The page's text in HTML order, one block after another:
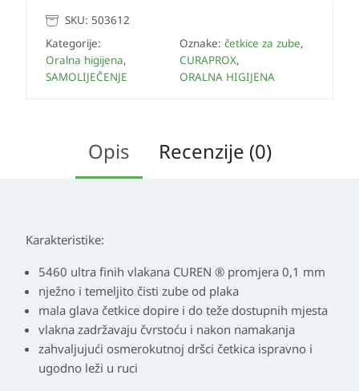
SKU: 503612
Kategorije:
Oralna higijena,
SAMOLIJEČENJE
Oznake: četkice za zube,
CURAPROX,
ORALNA HIGIJENA
Opis Recenzije (0)
Karakteristike:
5460 ultra finih vlakana CUREN ® promjera 0,1 mm
nježno i temeljito čisti zube od plaka
mala glava četkice dopire i do teže dostupnih mjesta
vlakna zadržavaju čvrstoću i nakon namakanja
zahvaljujući osmerokutnoj dršci četkica ispravno i
ugodno leži u ruci